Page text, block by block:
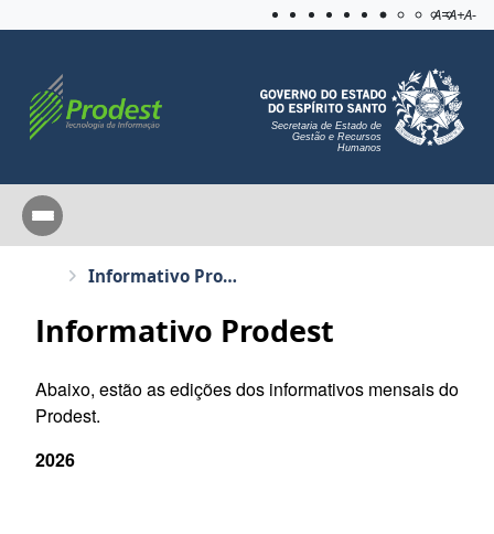
Aplicar
A=A+A-
Secretaria de Estado de
Gestão e Recursos
Humanos
Informativo Prodest
Informativo Prodest
Abaixo, estão as edições dos informativos mensais do
Prodest.
2026